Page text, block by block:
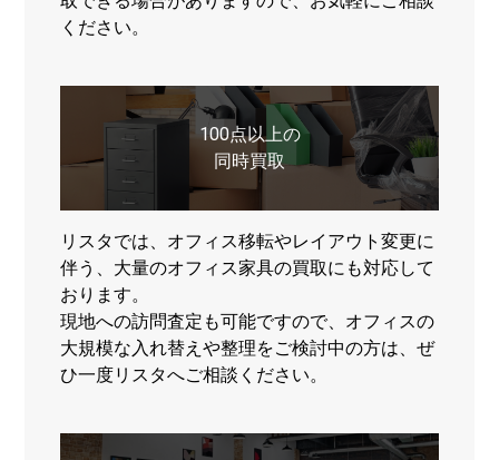
ください。
100点以上の
同時買取
リスタでは、オフィス移転やレイアウト変更に
伴う、大量のオフィス家具の買取にも対応して
おります。
現地への訪問査定も可能ですので、オフィスの
大規模な入れ替えや整理をご検討中の方は、ぜ
ひ一度リスタへご相談ください。